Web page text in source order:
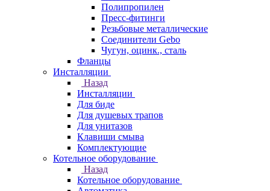
Полипропилен
Пресс-фитинги
Резьбовые металлические
Соединители Gebo
Чугун, оцинк., сталь
Фланцы
Инсталляции
Назад
Инсталляции
Для биде
Для душевых трапов
Для унитазов
Клавиши смыва
Комплектующие
Котельное оборудование
Назад
Котельное оборудование